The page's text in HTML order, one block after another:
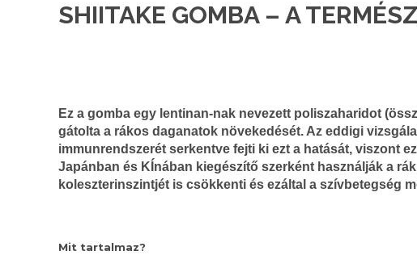
SHIITAKE GOMBA – A
Ez a gomba egy lentinan-nak nevezett poliszaharidot
gátolta a rákos daganatok növekedését. Az eddigi
immunrendszerét serkentve fejti ki ezt a hatását, viszont
Japánban és KÍnában kiegészítő szerként használják a
koleszterinszintjét is csökkenti és ezáltal a szívbetegség
Mit tartalmaz?